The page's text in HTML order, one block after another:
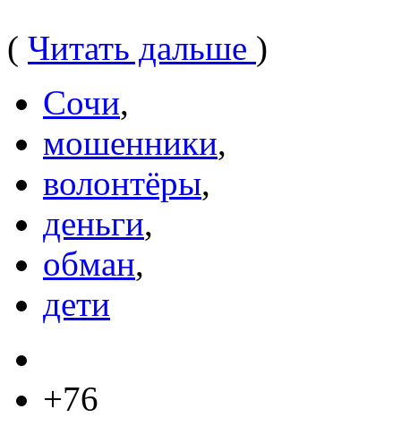
( Читать дальше )
Сочи,
мошенники,
волонтёры,
деньги,
обман,
дети
+76